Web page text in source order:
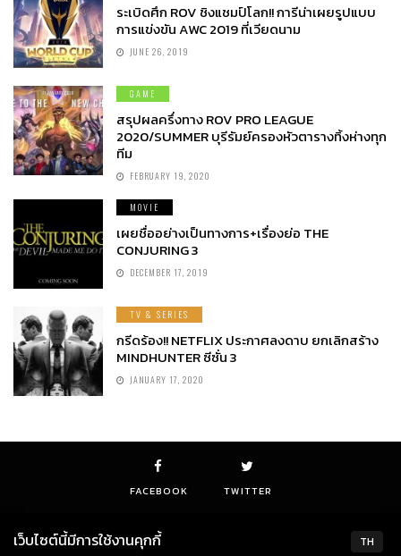
ระเบิดศึก ROV ชิงแชมป์โลก!! การีน่าเผยรูปแบบ
การแข่งขัน AWC 2019 ที่เวียดนาม
JUNE 26, 2019
GAME
สรุปผลครึ่งทาง ROV PRO LEAGUE
2020/SUMMER บุรีรัมย์ครองหัวตารางทิ้งห่างทุก
ทีม
FEBRUARY 19, 2020
MOVIE
เผยชื่ออย่างเป็นทางการ+เรื่องย่อ THE
CONJURING 3
DECEMBER 17, 2019
TV & SERIES
กรีดร้อง!! NETFLIX ประกาศลงดาบ ยกเลิกสร้าง
MINDHUNTER ซีซั่น 3
JANUARY 17, 2020
FACEBOOK TWITTER
TH
เว็บไซต์นี้มีการใช้งานคุกกี้